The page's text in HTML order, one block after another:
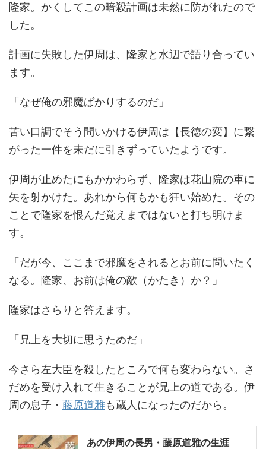
隆家。かくしてこの暗殺計画は未然に防がれたので
した。
計画に失敗した伊周は、隆家と水辺で語り合ってい
ます。
「なぜ俺の邪魔ばかりするのだ」
苦い口調でそう問いかける伊周は【長徳の変】に繋
がった一件を未だに引きずっていたようです。
伊周が止めたにもかかわらず、隆家は花山院の車に
矢を射かけた。あれから何もかも狂い始めた。その
ことで隆家を恨んだ覚えまではないと打ち明けま
す。
「だが今、ここまで邪魔をされるとお前に問いたく
なる。隆家、お前は俺の敵（かたき）か？」
隆家はさらりと答えます。
「兄上を大切に思うためだ」
今さら左大臣を殺したところで何も変わらない。さ
だめを受け入れて生きることが兄上の道である。伊
周の息子・ 藤原道雅も蔵人になったのだから。
あの伊周の長男・藤原道雅の生涯